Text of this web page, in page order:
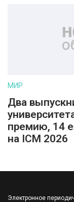
МИР
Два
премию, 14
на ICM 2026
Электронное